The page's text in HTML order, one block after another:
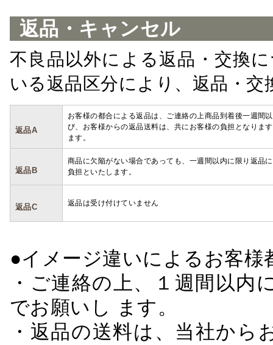
返品・キャンセル
不良品以外による返品・交換
いる返品区分により、返品・
返品A
お客様の都合による返品は、ご連絡の上商品到着後一週間
び、お客様からの返品送料は、共にお客様の負担となりま
ます。
返品B
商品に欠陥がない場合であっても、一週間以内に限り返品
負担といたします。
返品C 返品は受け付けていません
●イメージ違いによるお客
・ご連絡の上、１週間以
でお願いし ます。
・返品の送料は、当社か